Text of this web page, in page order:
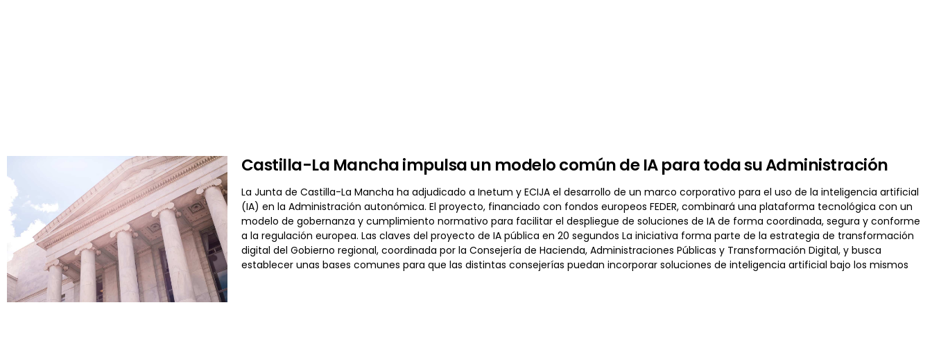
Castilla-La Mancha impulsa un modelo común de IA para toda su Administración
La Junta de Castilla-La Mancha ha adjudicado a Inetum y ECIJA el desarrollo de un marco corporativo para el uso de la inteligencia artificial
(IA) en la Administración autonómica. El proyecto, financiado con fondos europeos FEDER, combinará una plataforma tecnológica con un
modelo de gobernanza y cumplimiento normativo para facilitar el despliegue de soluciones de IA de forma coordinada, segura y conforme
a la regulación europea. Las claves del proyecto de IA pública en 20 segundos La iniciativa forma parte de la estrategia de transformación
digital del Gobierno regional, coordinada por la Consejería de Hacienda, Administraciones Públicas y Transformación Digital, y busca
establecer unas bases comunes para que las distintas consejerías puedan incorporar soluciones de inteligencia artificial bajo los mismos